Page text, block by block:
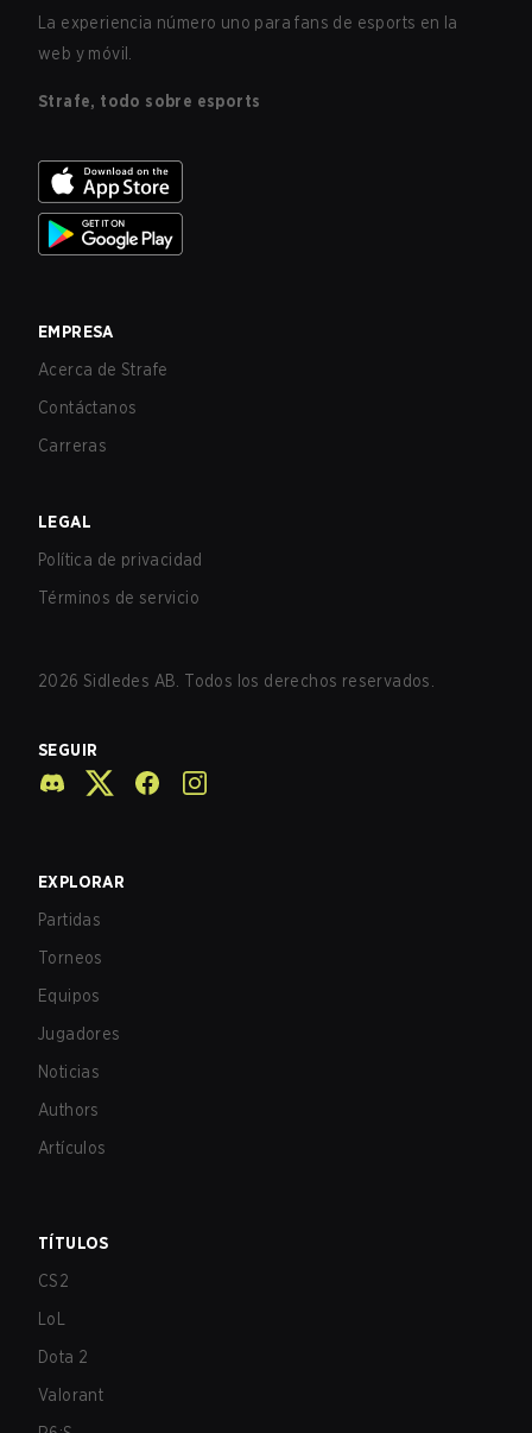
La experiencia número uno para fans de esports en la
web y móvil.
Strafe, todo sobre esports
EMPRESA
Acerca de Strafe
Contáctanos
Carreras
LEGAL
Política de privacidad
Términos de servicio
2026 Sidledes AB. Todos los derechos reservados.
SEGUIR
EXPLORAR
Partidas
Torneos
Equipos
Jugadores
Noticias
Authors
Artículos
TÍTULOS
CS2
LoL
Dota 2
Valorant